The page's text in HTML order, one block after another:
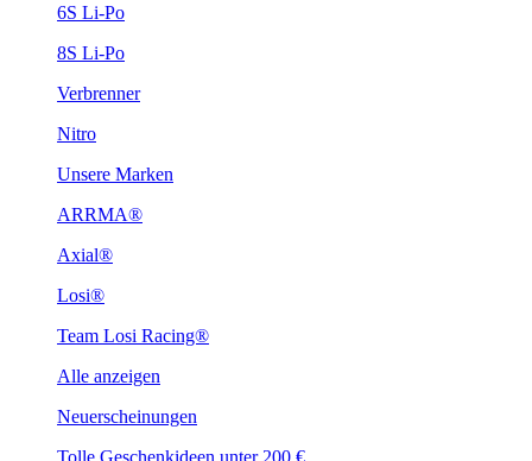
6S Li-Po
8S Li-Po
Verbrenner
Nitro
Unsere Marken
ARRMA®
Axial®
Losi®
Team Losi Racing®
Alle anzeigen
Neuerscheinungen
Tolle Geschenkideen unter 200 €